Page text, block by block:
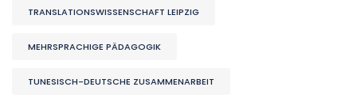
TRANSLATIONSWISSENSCHAFT LEIPZIG
MEHRSPRACHIGE PÄDAGOGIK
TUNESISCH-DEUTSCHE ZUSAMMENARBEIT